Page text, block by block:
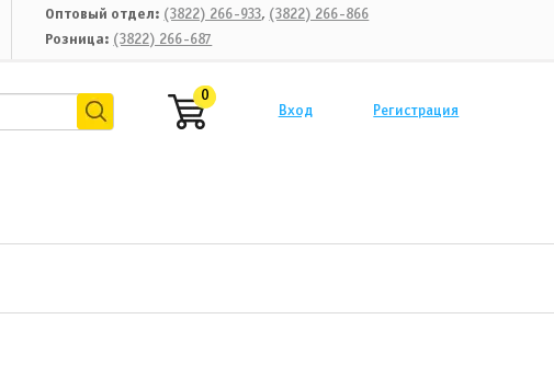
Оптовый отдел: (3822) 266-933, (3822) 266-866
Розница: (3822) 266-687
0
Вход
Регистрация